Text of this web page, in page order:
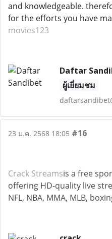
and knowledgeable.
for the efforts you have
movies123
Daftar
ผู้เยี่ยมชม
23 ม.ค. 2568 18:05 #16
Crack Streamsis a free
offering HD-quality live
NFL, NBA, MMA, MLB,